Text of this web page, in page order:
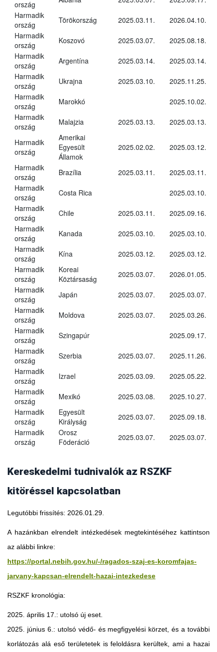
ország
Harmadik
ország
Törökország 2025.03.11.
2026.04.10.
Harmadik
ország
Koszovó 2025.03.07.
2025.08.18.
Harmadik
ország
Argentína 2025.03.14.
2025.03.14.
Harmadik
ország
Ukrajna 2025.03.10.
2025.11.25.
Harmadik
ország
Marokkó
2025.10.02.
Harmadik
ország
Malajzia 2025.03.13. 2025.03.13.
Harmadik
ország
Amerikai
Egyesült
Államok
2025.02.02. 2025.03.12.
Harmadik
ország
Brazília 2025.03.11.
2025.03.11.
Harmadik
ország
Costa Rica
2025.03.10.
Harmadik
ország
Chile 2025.03.11.
2025.09.16.
Harmadik
ország
Kanada 2025.03.10.
2025.03.10.
Harmadik
ország
Kína 2025.03.12.
2025.03.12.
Harmadik
ország
Koreai
Köztársaság
2025.03.07.
2026.01.05.
Harmadik
ország
Japán 2025.03.07.
2025.03.07.
Harmadik
ország
Moldova 2025.03.07.
2025.03.26.
Harmadik
ország
Szingapúr
2025.09.17.
Harmadik
ország
Szerbia 2025.03.07.
2025.11.26.
Harmadik
ország
Izrael 2025.03.09.
2025.05.22.
Harmadik
ország
Mexikó 2025.03.08.
2025.10.27.
Harmadik
ország
Egyesült
Királyság
2025.03.07.
2025.09.18.
Harmadik
ország
Orosz
Föderáció
2025.03.07. 2025.03.07.
Kereskedelmi tudnivalók az RSZKF
kitöréssel kapcsolatban
Legutóbbi frissítés: 2026.01.29.
A hazánkban elrendelt intézkedések megtekintéséhez kattintson
az alábbi linkre:
https://portal.nebih.gov.hu/-/ragados-szaj-es-koromfajas-
jarvany-kapcsan-elrendelt-hazai-intezkedese
RSZKF kronológia:
2025. április 17.: utolsó új eset.
2025. június 6.: utolsó védő- és megfigyelési körzet, és a további
korlátozás alá eső területetek is feloldásra kerültek, ami a hazai
Georgia